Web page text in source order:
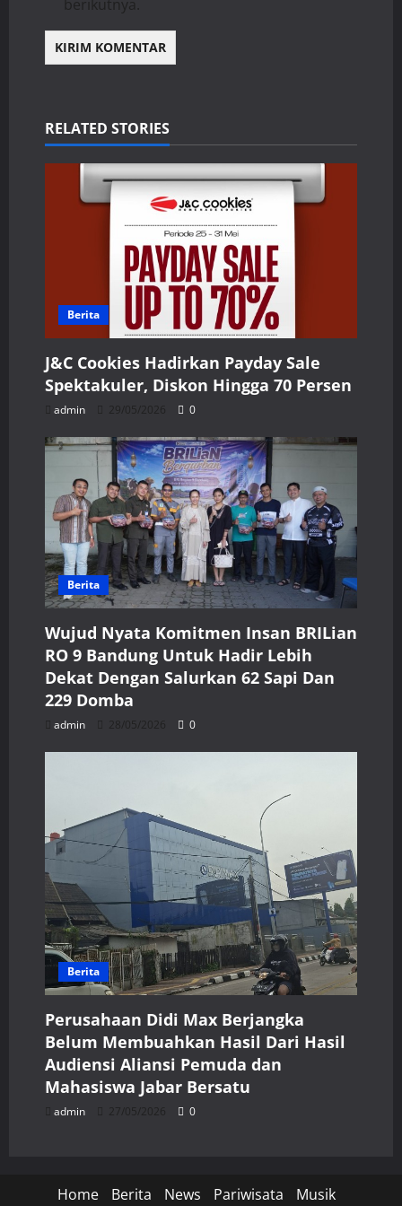
berikutnya.
RELATED STORIES
Berita
J&C Cookies Hadirkan Payday Sale
Spektakuler, Diskon Hingga 70 Persen
admin 29/05/2026 0
Berita
Wujud Nyata Komitmen Insan BRILian
RO 9 Bandung Untuk Hadir Lebih
Dekat Dengan Salurkan 62 Sapi Dan
229 Domba
admin 28/05/2026 0
Berita
Perusahaan Didi Max Berjangka
Belum Membuahkan Hasil Dari Hasil
Audiensi Aliansi Pemuda dan
Mahasiswa Jabar Bersatu
admin 27/05/2026 0
Home Berita News Pariwisata Musik